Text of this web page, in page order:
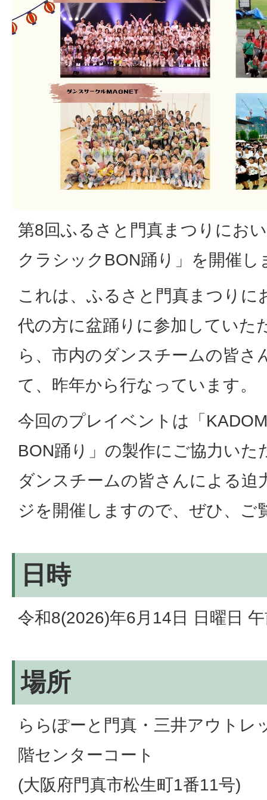
第8回ふるさと門真まつりにお
クラシックBON踊り」を開催し
これは、ふるさと門真まつりに
代の方に盆踊りに参加していた
ら、市内のダンスチームの皆さ
て、昨年から行なっています。
今回のプレイベントは「
BON踊り」の製作にご協力いた
ダンスチームの皆さんによる迫
ジを開催しますので、ぜひ、ご
日時
令和8(2026)年6月14日 日曜日
場所
ららぽーと門真・三井アウトレ
階センターコート
(大阪府門真市松生町1番11号)